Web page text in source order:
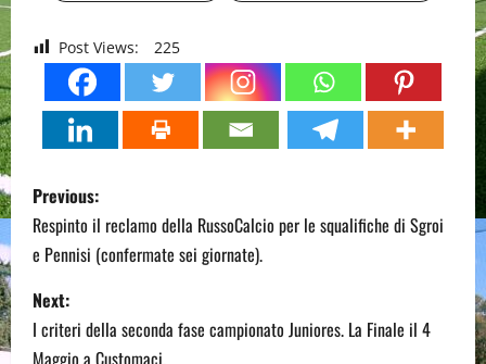
Post Views: 225
P
o
s
t
Previous:
Respinto il reclamo della RussoCalcio per le squalifiche di Sgroi
e Pennisi (confermate sei giornate).
Next:
I criteri della seconda fase campionato Juniores. La Finale il 4
Maggio a Customaci.